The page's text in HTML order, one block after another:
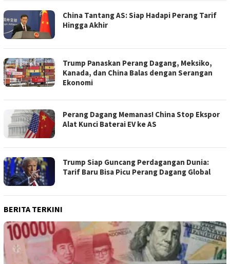
China Tantang AS: Siap Hadapi Perang Tarif
Hingga Akhir
Trump Panaskan Perang Dagang, Meksiko,
Kanada, dan China Balas dengan Serangan
Ekonomi
Perang Dagang Memanas! China Stop Ekspor
Alat Kunci Baterai EV ke AS
Trump Siap Guncang Perdagangan Dunia:
Tarif Baru Bisa Picu Perang Dagang Global
BERITA TERKINI